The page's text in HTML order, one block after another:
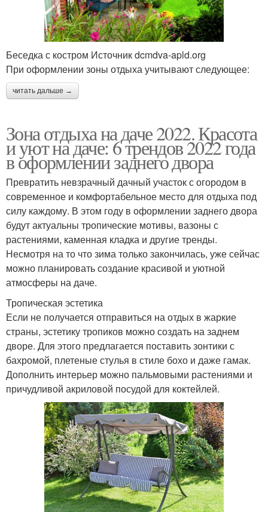
Беседка с костром Источник dcmdva-apld.org
При оформлении зоны отдыха учитывают следующее:
читать дальше →
Зона отдыха на даче 2022. Красота
и уют на даче: 6 трендов 2022 года
в оформлении заднего двора
Превратить невзрачный дачный участок с огородом в
современное и комфортабельное место для отдыха под
силу каждому. В этом году в оформлении заднего двора
будут актуальны тропические мотивы, вазоны с
растениями, каменная кладка и другие тренды.
Несмотря на то что зима только закончилась, уже сейчас
можно планировать создание красивой и уютной
атмосферы на даче.
Тропическая эстетика
Если не получается отправиться на отдых в жаркие
страны, эстетику тропиков можно создать на заднем
дворе. Для этого предлагается поставить зонтики с
бахромой, плетеные стулья в стиле бохо и даже гамак.
Дополнить интерьер можно пальмовыми растениями и
причудливой акриловой посудой для коктейлей.